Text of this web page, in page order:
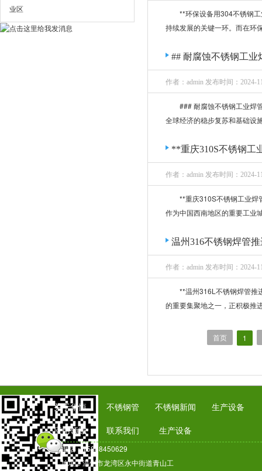
业区
**环保设备用304不锈钢
持续发展的关键一环。而在环
## 耐腐蚀不锈钢工
作者：admin 发布时间：2024-
### 耐腐蚀不锈钢工业焊
全球经济的稳步复苏和基础设
**重庆310S不锈钢工
作者：admin 发布时间：2024-
**重庆310S不锈钢工业焊
作为中国西南地区的重要工业
温州316不锈钢焊管
作者：admin 发布时间：2024-
**温州316L不锈钢焊管推
的重要集聚地之一，正积极推
首页 1
关于华恒 不锈钢管 不锈钢新闻
生产设备
应用领域
联系我们 生产设备
电话：15888450629
地址：温州市龙湾区永中街道青山工